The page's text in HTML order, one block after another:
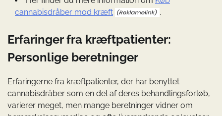
cannabisdråber mod kræft
.
Erfaringer fra kræftpatienter:
Personlige beretninger
Erfaringerne fra kræftpatienter, der har benyttet
cannabisdråber som en del af deres behandlingsforløb,
varierer meget, men mange beretninger vidner om